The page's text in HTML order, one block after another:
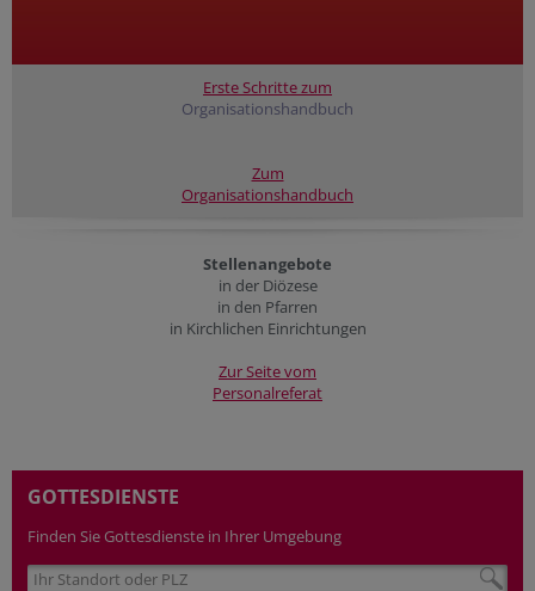
Erste Schritte zum
Organisationshandbuch
Zum
Organisationshandbuch
Stellenangebote
in der Diözese
in den Pfarren
in Kirchlichen Einrichtungen
Zur Seite vom
Personalreferat
GOTTESDIENSTE
Finden Sie Gottesdienste in Ihrer Umgebung